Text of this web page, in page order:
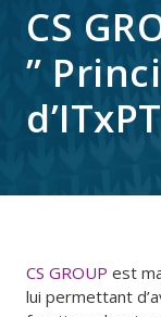
CS
”
d’ITxPT
CS GROUP est
lui permettant